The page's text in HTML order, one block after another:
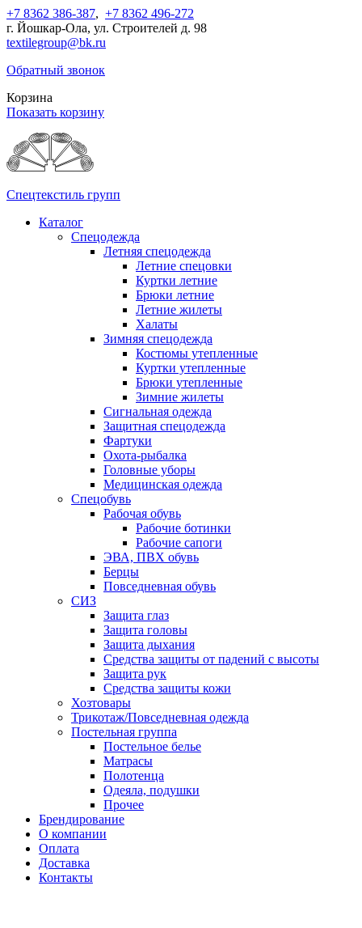
+7 8362 386-387, +7 8362 496-272
г. Йошкар-Ола, ул. Строителей д. 98
textilegroup@bk.ru
Обратный звонок
Корзина
Показать корзину
Спецтекстиль групп
Каталог
Спецодежда
Летняя спецодежда
Летние спецовки
Куртки летние
Брюки летние
Летние жилеты
Халаты
Зимняя спецодежда
Костюмы утепленные
Куртки утепленные
Брюки утепленные
Зимние жилеты
Сигнальная одежда
Защитная спецодежда
Фартуки
Охота-рыбалка
Головные уборы
Медицинская одежда
Спецобувь
Рабочая обувь
Рабочие ботинки
Рабочие сапоги
ЭВА, ПВХ обувь
Берцы
Повседневная обувь
СИЗ
Защита глаз
Защита головы
Защита дыхания
Средства защиты от падений с высоты
Защита рук
Средства защиты кожи
Хозтовары
Трикотаж/Повседневная одежда
Постельная группа
Постельное белье
Матрасы
Полотенца
Одеяла, подушки
Прочее
Брендирование
О компании
Оплата
Доставка
Контакты